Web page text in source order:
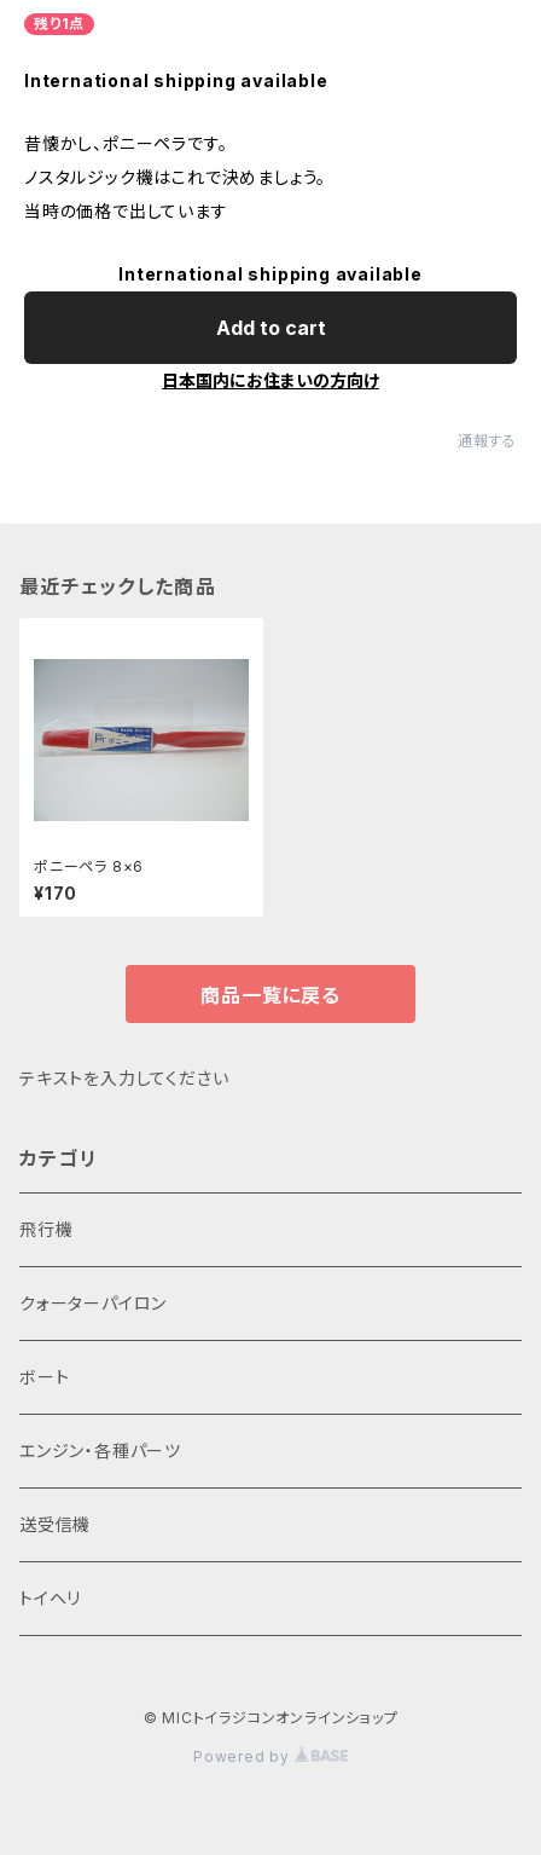
残り1点
International shipping available
昔懐かし、ポニーペラです。
ノスタルジック機はこれで決めましょう。
当時の価格で出しています
International shipping available
Add to cart
日本国内にお住まいの方向け
通報する
最近チェックした商品
ポニーペラ 8×6
¥170
商品一覧に戻る
テキストを入力してください
カテゴリ
飛行機
クォーターパイロン
ボート
​エンジン・各種パーツ
送受信機
トイヘリ
© MICトイラジコンオンラインショップ
Powered by